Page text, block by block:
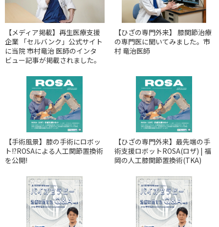
【メディア掲載】再生医療支援
企業 「セルバンク」公式サイト
に当院 市村竜治 医師のインタ
ビュー記事が掲載されました。
【ひざの専門外来】 膝関節治療
の専門医に聞いてみました。市
村 竜治医師
【手術風景】膝の手術にロボッ
ト!?ROSAによる人工関節置換術
を公開!
【ひざの専門外来】最先端の手
術支援ロボットROSA(ロザ) | 福
岡の人工膝関節置換術(TKA)